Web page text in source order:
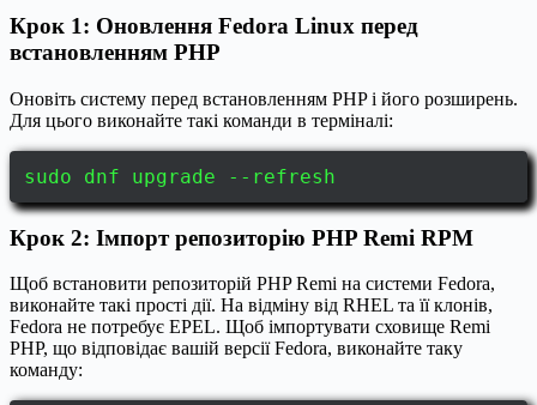
Крок 1: Оновлення Fedora Linux перед
встановленням PHP
Оновіть систему перед встановленням PHP і його розширень.
Для цього виконайте такі команди в терміналі:
sudo dnf upgrade --refresh
Крок 2: Імпорт репозиторію PHP Remi RPM
Щоб встановити репозиторій PHP Remi на системи Fedora,
виконайте такі прості дії. На відміну від RHEL та її клонів,
Fedora не потребує EPEL. Щоб імпортувати сховище Remi
PHP, що відповідає вашій версії Fedora, виконайте таку
команду: